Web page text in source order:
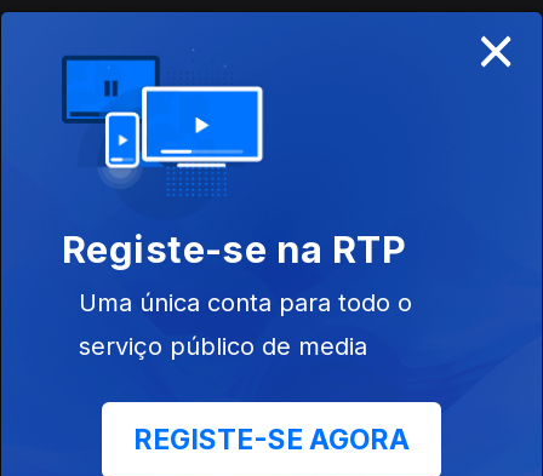
8h PS pede decisões ao Primeiro-Ministro no
caso Luís Neves
07 ago. 2026
Tailândia
duradouras
×
Registe-se na RTP
Uma única conta para todo o
serviço público de media
REGISTE-SE AGORA